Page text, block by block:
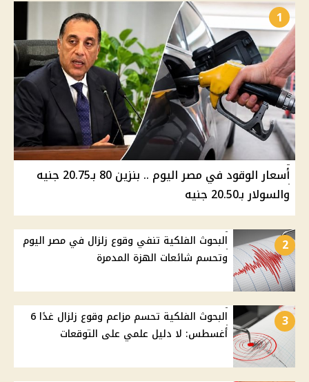
1
أسعار الوقود في مصر اليوم .. بنزين 80 بـ20.75 جنيه
والسولار بـ20.50 جنيه
2
البحوث الفلكية تنفي وقوع زلزال في مصر اليوم
وتحسم شائعات الهزة المدمرة
3
البحوث الفلكية تحسم مزاعم وقوع زلزال غدًا 6
أغسطس: لا دليل علمي على التوقعات